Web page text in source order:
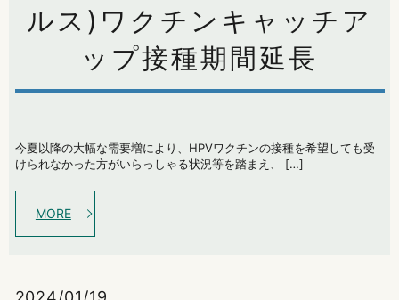
ルス)ワクチンキャッチア
ップ接種期間延長
今夏以降の大幅な需要増により、HPVワクチンの接種を希望しても受
けられなかった方がいらっしゃる状況等を踏まえ、 […]
MORE